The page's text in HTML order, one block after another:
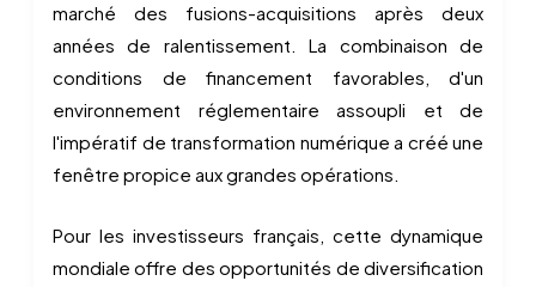
marché des fusions-acquisitions après deux
années de ralentissement. La combinaison de
conditions de financement favorables, d'un
environnement réglementaire assoupli et de
l'impératif de transformation numérique a créé une
fenêtre propice aux grandes opérations.
Pour les investisseurs français, cette dynamique
mondiale offre des opportunités de diversification